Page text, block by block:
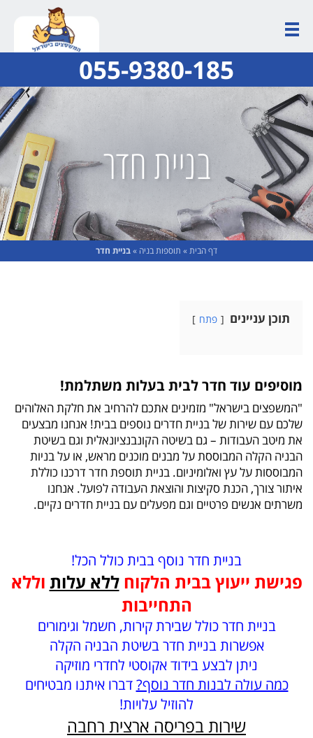
055-9380-185
בניית חדר
דף הבית» תוספות בניה »בניית חדר
תוכן עניינים פתח
מוסיפים עוד חדר לבית בעלות משתלמת!
"המשפצים בישראל" מזמינים אתכם להרחיב את חלקת האלוהים
שלכם עם שירות של בניית חדרים נוספים בבית! אנחנו מבצעים
את מיטב העבודות – גם בשיטה הקונבנציונאלית וגם בשיטת
הבניה הקלה המבוססת על מבנים מוכנים מראש, או על בניות
המבוססות על עץ ואלומיניום. בניית תוספת חדר דרכנו כוללת
איתור צורך, הכנת סקיצות והוצאת העבודה לפועל. אנחנו
משרתים אנשים פרטיים וגם מפעלים עם בניית חדרים נקיים.
בניית חדר נוסף בבית כולל הכל!
פגישת ייעוץ בבית הלקוחללא עלות וללא
התחייבות
בניית חדר כולל שבירת קירות, חשמל וגימורים
אפשרות בניית חדר בשיטת הבניה הקלה
ניתן לבצע בידוד אקוסטי לחדרי מוזיקה
כמה עולה לבנות חדר נוסף?דברו איתנו מבטיחים
להוזיל עלויות!
שירות בפריסה ארצית רחבה